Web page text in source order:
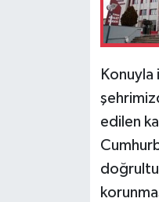
Konuyla
edilen